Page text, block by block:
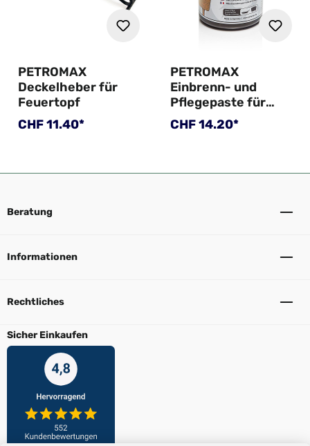
PETROMAX
Deckelheber für
Feuertopf
Regulärer Preis:
CHF 11.40*
PETROMAX
Einbrenn- und
Pflegepaste für
Gusseisen und
Schmiedeeisen
Regulärer Preis:
CHF 14.20*
Beratung
Informationen
Rechtliches
Sicher Einkaufen